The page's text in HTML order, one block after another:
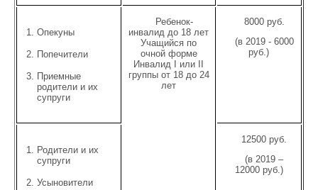
Опекуны
Попечители
Приемные
родители и их
супруги
Ребенок-
инвалид до 18 лет
Учащийся по
очной форме
Инвалид I или II
группы от 18 до 24
лет
8000 руб.
(в 2019 - 6000
руб.)
Родители и их
супруги
Усыновители
12500 руб.
(в 2019 –
12000 руб.)